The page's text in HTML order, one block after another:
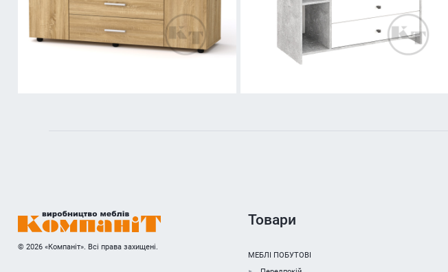
© 2026 «Компаніт». Всі права захищені.
Товари
МЕБЛІ ПОБУТОВІ